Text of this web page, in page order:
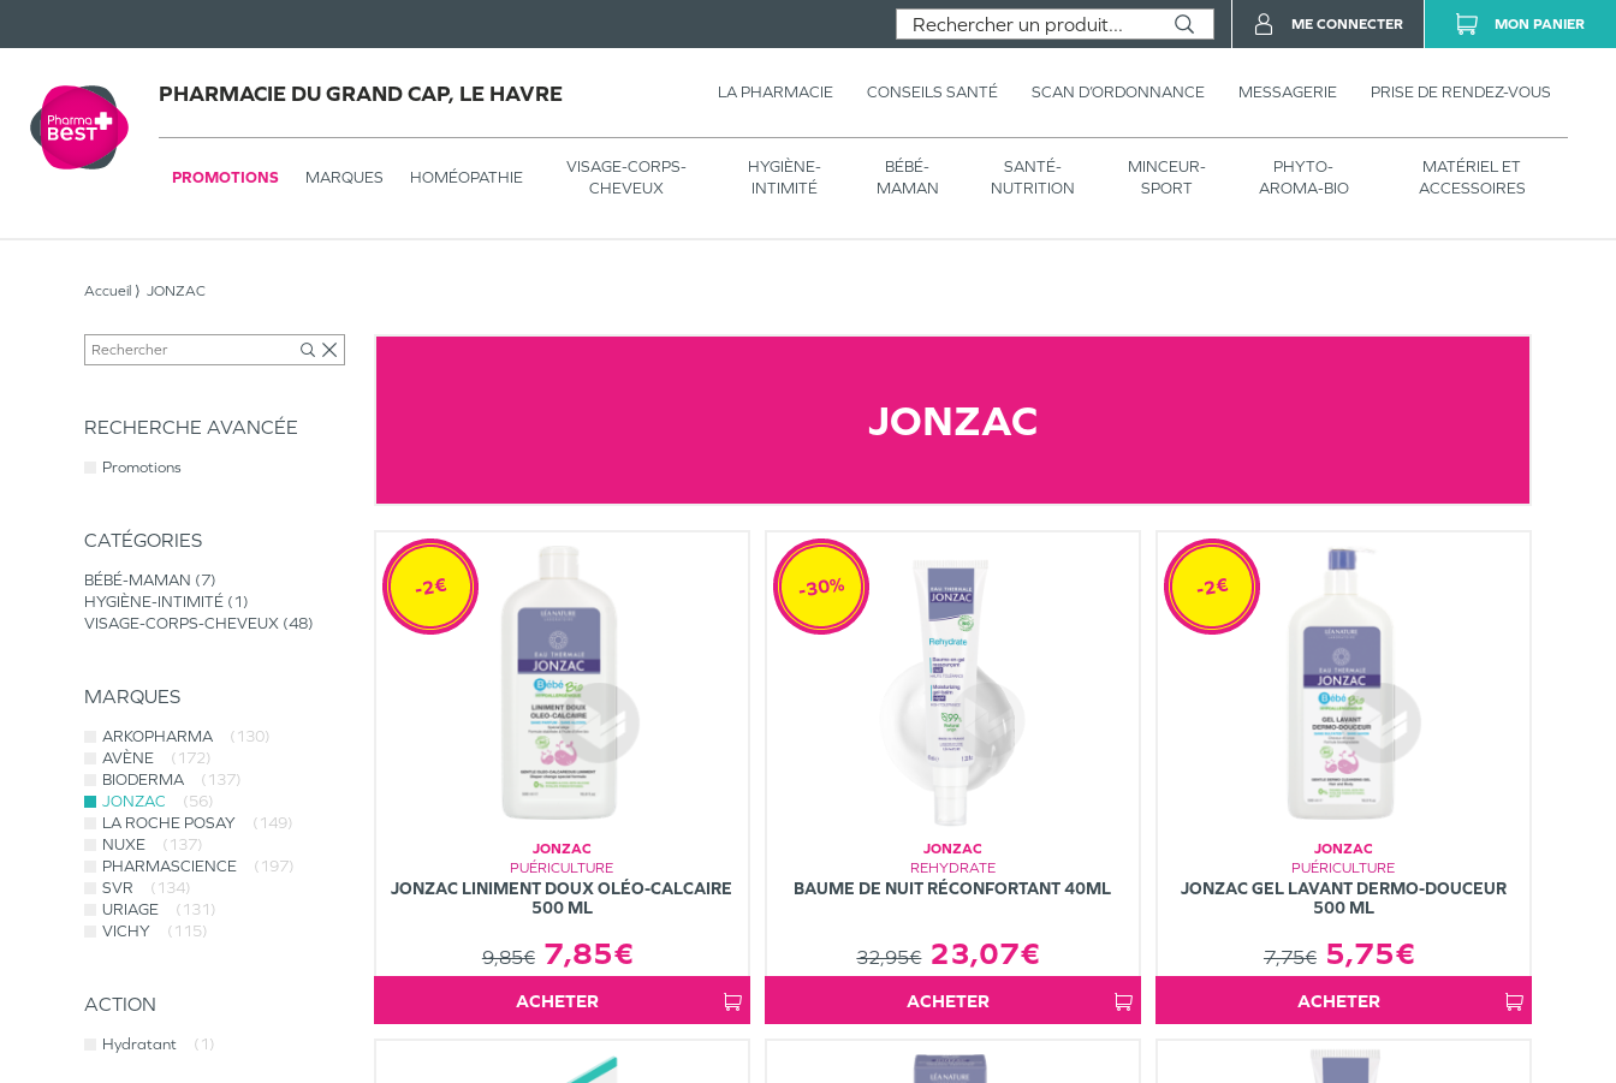
PHARMACIE DU GRAND CAP, LE HAVRE LA PHARMACIE CONSEILS SANTÉ SCAN D’ORDONNANCE MESSAGERIE PRISE DE RENDEZ-VOUS
PROMOTIONS MARQUES HOMÉOPATHIE
VISAGE-CORPS-
CHEVEUX
HYGIÈNE-
INTIMITÉ
BÉBÉ-
MAMAN
SANTÉ-
NUTRITION
MINCEUR-
SPORT
PHYTO-
AROMA-BIO
MATÉRIEL ET
ACCESSOIRES
ME CONNECTER MON PANIER
Accueil JONZAC
RECHERCHE AVANCÉE
Promotions
CATÉGORIES
BÉBÉ-MAMAN
7
HYGIÈNE-INTIMITÉ
1
VISAGE-CORPS-CHEVEUX 48
MARQUES
ARKOPHARMA
(130)
AVÈNE
(172)
BIODERMA
(137)
JONZAC
(56)
LA ROCHE POSAY
(149)
NUXE
(137)
PHARMASCIENCE
(197)
SVR
(134)
URIAGE
(131)
VICHY
(115)
ACTION
Hydratant (1)
JONZAC
JONZAC
PUÉRICULTURE
JONZAC LINIMENT DOUX OLÉO-CALCAIRE
500 ML
9,85€ 7,85€
-2€
ACHETER
JONZAC
REHYDRATE
BAUME DE NUIT RÉCONFORTANT 40ML
32,95€ 23,07€
-30%
ACHETER
JONZAC
PUÉRICULTURE
JONZAC GEL LAVANT DERMO-DOUCEUR
500 ML
7,75€ 5,75€
-2€
ACHETER